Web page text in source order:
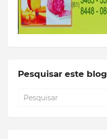
Pesquisar este blog